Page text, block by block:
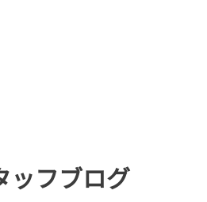
ッフブログ